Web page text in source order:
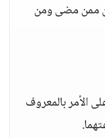
ممن مضى ومن
الأمر بالمعروف